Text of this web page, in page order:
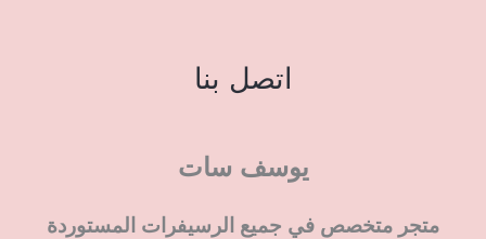
اتصل بنا
يوسف سات
متجر متخصص في جميع الرسيفرات المستوردة